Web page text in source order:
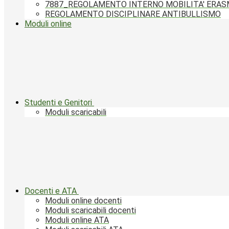
7887_REGOLAMENTO INTERNO MOBILITA'
REGOLAMENTO DISCIPLINARE ANTIBULLISMO
Moduli online
Studenti e Genitori
Moduli scaricabili
Docenti e ATA
Moduli online docenti
Moduli scaricabili docenti
Moduli online ATA